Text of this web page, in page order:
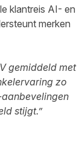
klantreis AI- en
merken
gemiddeld met
zo
stijgt.”